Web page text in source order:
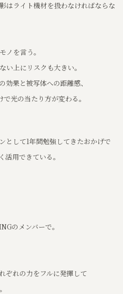
はライト機材を扱わなければならな
ノを言う。
い上にリスクも大きい。
効果と被写体への距離感、
光の当たり方が変わる。
として1年間勉強してきたおかげで
活用できている。
のメンバーで。
ぞれの力をフルに発揮して